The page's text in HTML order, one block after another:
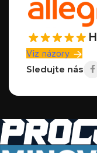
Viz názory
Sledujte nás